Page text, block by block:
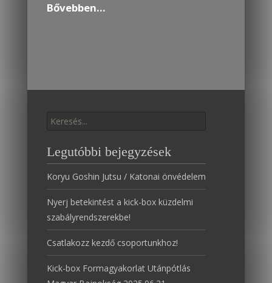
Legutóbbi bejegyzések
Koryu Goshin Jutsu / Katonai önvédelem
Nyerj betekintést a kick-box küzdelmi
szabályrendszerekbe!
Csatlakozz kezdő csoportunkhoz!
Kick-box Formagyakorlat Utánpótlás